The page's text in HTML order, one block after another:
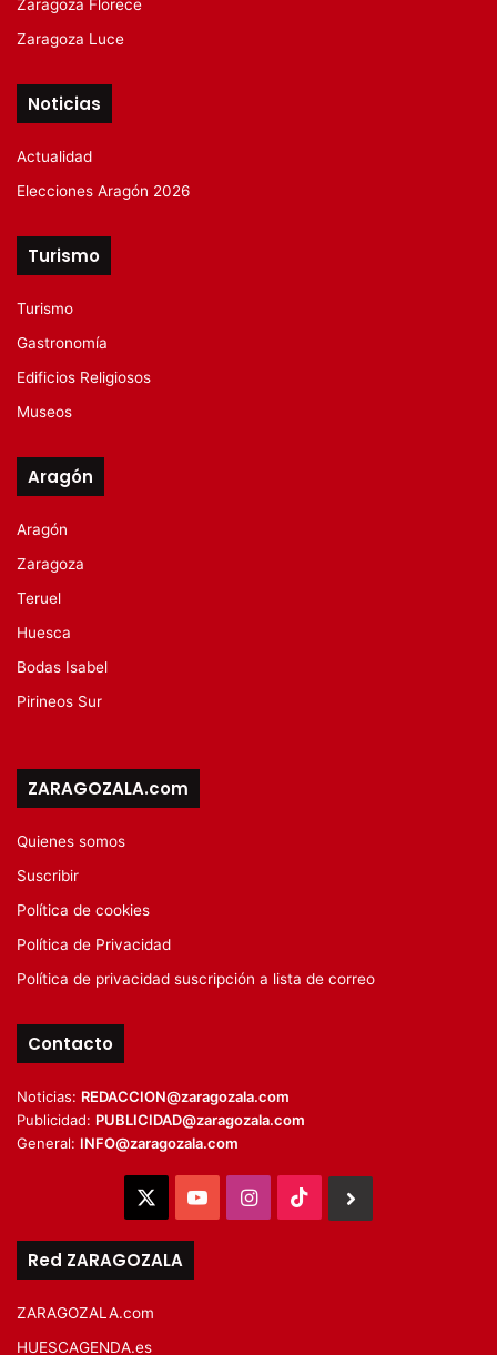
Zaragoza Florece
Zaragoza Luce
Noticias
Actualidad
Elecciones Aragón 2026
Turismo
Turismo
Gastronomía
Edificios Religiosos
Museos
Aragón
Aragón
Zaragoza
Teruel
Huesca
Bodas Isabel
Pirineos Sur
ZARAGOZALA.com
Quienes somos
Suscribir
Política de cookies
Política de Privacidad
Política de privacidad suscripción a lista de correo
Contacto
Noticias: REDACCION@zaragozala.com
Publicidad: PUBLICIDAD@zaragozala.com
General: INFO@zaragozala.com
YouTubeInstagram
TikTok
Red ZARAGOZALA
ZARAGOZALA.com
HUESCAGENDA.es